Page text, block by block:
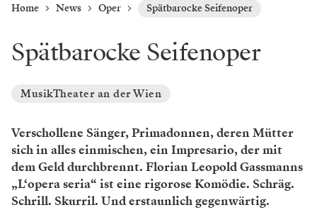
Home News Oper Spätbarocke Seifenoper
Spätbarocke Seifenoper
MusikTheater an der Wien
Verschollene Sänger, Primadonnen, deren Mütter
sich in alles einmischen, ein Impresario, der mit
dem Geld durchbrennt. Florian Leopold Gassmanns
„L‘opera seria“ ist eine rigorose Komödie. Schräg.
Schrill. Skurril. Und erstaunlich gegenwärtig.